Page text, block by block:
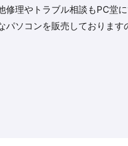
修理やトラブル相談もPC堂に
パソコンを販売しております